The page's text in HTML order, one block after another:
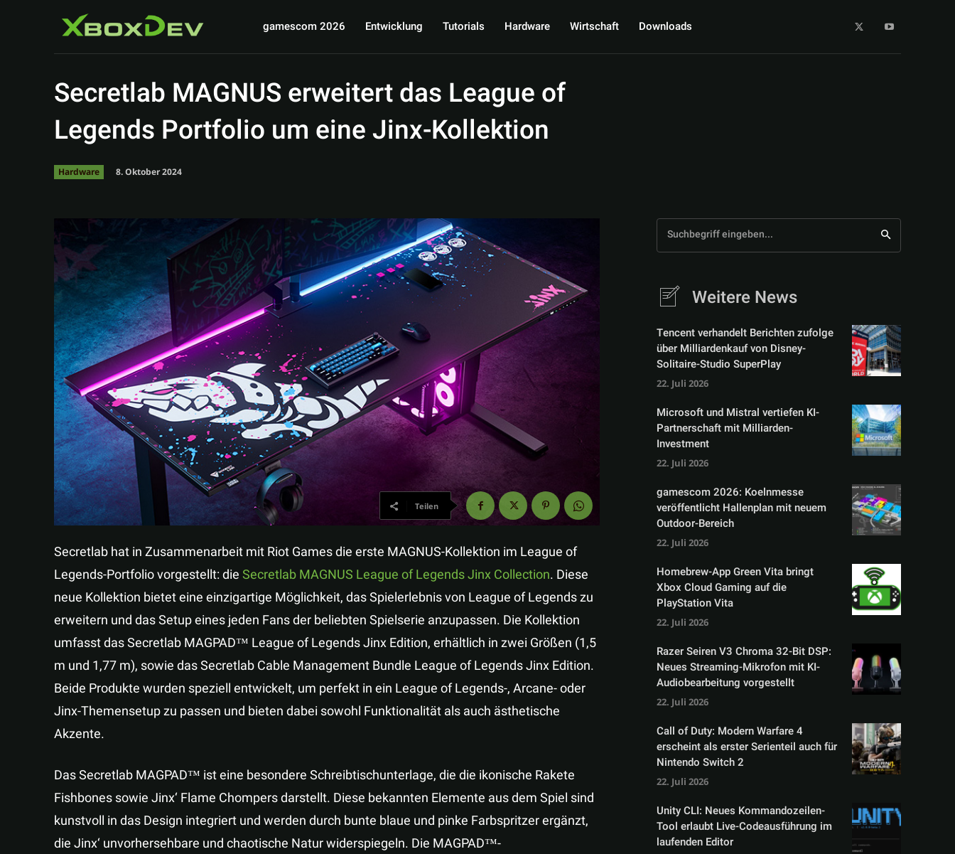
gamescom 2026 Entwicklung Tutorials Hardware Wirtschaft Downloads
Secretlab MAGNUS erweitert das League of
Legends Portfolio um eine Jinx-Kollektion
Hardware 8. Oktober 2024
Teilen
Secretlab hat in Zusammenarbeit mit Riot Games die erste MAGNUS-Kollektion im League of
Legends-Portfolio vorgestellt: dieSecretlab MAGNUS League of Legends Jinx Collection. Diese
neue Kollektion bietet eine einzigartige Möglichkeit, das Spielerlebnis von League of Legends zu
erweitern und das Setup eines jeden Fans der beliebten Spielserie anzupassen. Die Kollektion
umfasst das Secretlab MAGPAD™ League of Legends Jinx Edition, erhältlich in zwei Größen (1,5
m und 1,77 m), sowie das Secretlab Cable Management Bundle League of Legends Jinx Edition.
Beide Produkte wurden speziell entwickelt, um perfekt in ein League of Legends-, Arcane- oder
Jinx-Themensetup zu passen und bieten dabei sowohl Funktionalität als auch ästhetische
Akzente.
Das Secretlab MAGPAD™ ist eine besondere Schreibtischunterlage, die die ikonische Rakete
Fishbones sowie Jinx‘ Flame Chompers darstellt. Diese bekannten Elemente aus dem Spiel sind
kunstvoll in das Design integriert und werden durch bunte blaue und pinke Farbspritzer ergänzt,
die Jinx‘ unvorhersehbare und chaotische Natur widerspiegeln. Die MAGPAD™-
Suchbegriff eingeben...
Weitere News
Tencent verhandelt Berichten zufolge
über Milliardenkauf von Disney-
Solitaire-Studio SuperPlay
22. Juli 2026
Microsoft und Mistral vertiefen KI-
Partnerschaft mit Milliarden-
Investment
22. Juli 2026
gamescom 2026: Koelnmesse
veröffentlicht Hallenplan mit neuem
Outdoor-Bereich
22. Juli 2026
Homebrew-App Green Vita bringt
Xbox Cloud Gaming auf die
PlayStation Vita
22. Juli 2026
Razer Seiren V3 Chroma 32-Bit DSP:
Neues Streaming-Mikrofon mit KI-
Audiobearbeitung vorgestellt
22. Juli 2026
Call of Duty: Modern Warfare 4
erscheint als erster Serienteil auch für
Nintendo Switch 2
22. Juli 2026
Unity CLI: Neues Kommandozeilen-
Tool erlaubt Live-Codeausführung im
laufenden Editor